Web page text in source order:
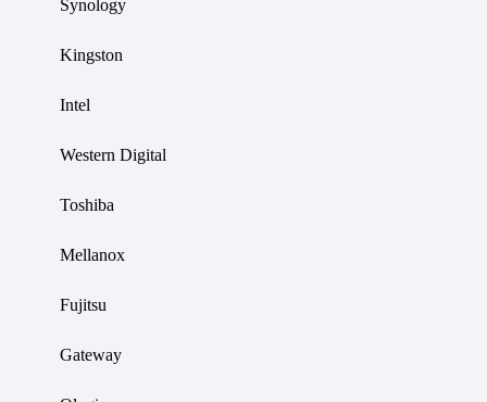
Synology
Kingston
Intel
Western Digital
Toshiba
Mellanox
Fujitsu
Gateway